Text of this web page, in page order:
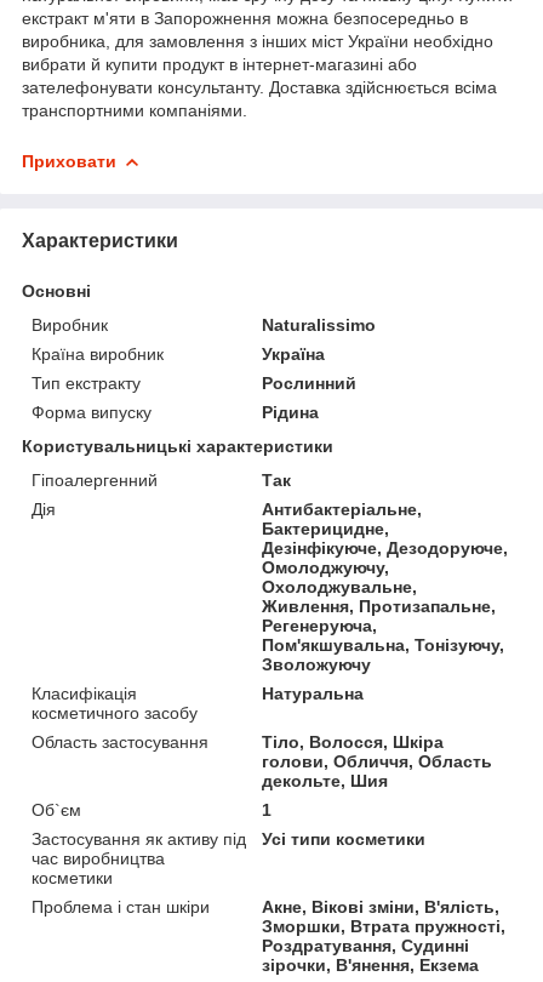
екстракт м'яти в Запорожнення можна безпосередньо в
виробника, для замовлення з інших міст України необхідно
вибрати й купити продукт в інтернет-магазині або
зателефонувати консультанту. Доставка здійснюється всіма
транспортними компаніями.
Приховати
Характеристики
Основні
Виробник
Naturalissimo
Країна виробник
Україна
Тип екстракту
Рослинний
Форма випуску
Рідина
Користувальницькі характеристики
Гіпоалергенний
Так
Дія
Антибактеріальне,
Бактерицидне,
Дезінфікуюче, Дезодоруюче,
Омолоджуючу,
Охолоджувальне,
Живлення, Протизапальне,
Регенеруюча,
Пом'якшувальна, Тонізуючу,
Зволожуючу
Класифікація
косметичного засобу
Натуральна
Область застосування
Тіло, Волосся, Шкіра
голови, Обличчя, Область
декольте, Шия
Об`єм
1
Застосування як активу під
час виробництва
косметики
Усі типи косметики
Проблема і стан шкіри
Акне, Вікові зміни, В'ялість,
Зморшки, Втрата пружності,
Роздратування, Судинні
зірочки, В'янення, Екзема